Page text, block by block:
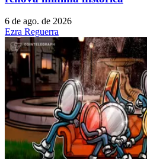
6 de ago. de 2026
Ezra Reguerra